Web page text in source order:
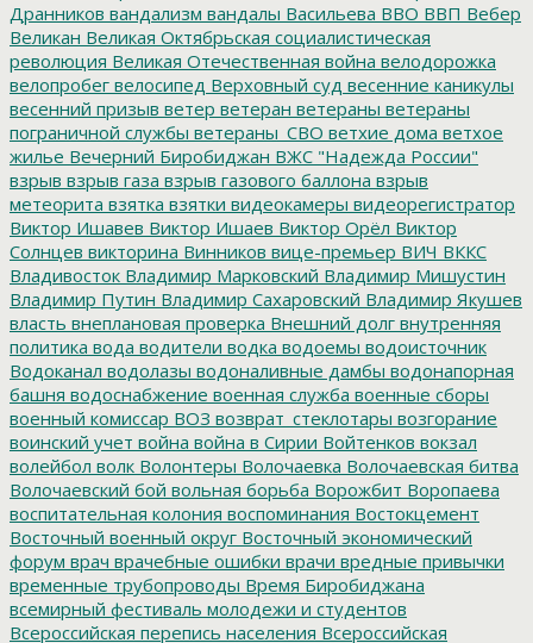
Дранников вандализм вандалы Васильева ВВО ВВП Вебер
Великан Великая Октябрьская социалистическая
революция Великая Отечественная война велодорожка
велопробег велосипед Верховный суд весенние каникулы
весенний призыв ветер ветеран ветераны ветераны
пограничной службы ветераны_СВО ветхие дома ветхое
жилье Вечерний Биробиджан ВЖС "Надежда России"
взрыв взрыв газа взрыв газового баллона взрыв
метеорита взятка взятки видеокамеры видеорегистратор
Виктор Ишавев Виктор Ишаев Виктор Орёл Виктор
Солнцев викторина Винников вице-премьер ВИЧ ВККС
Владивосток Владимир Марковский Владимир Мишустин
Владимир Путин Владимир Сахаровский Владимир Якушев
власть внеплановая проверка Внешний долг внутренняя
политика вода водители водка водоемы водоисточник
Водоканал водолазы водоналивные дамбы водонапорная
башня водоснабжение военная служба военные сборы
военный комиссар ВОЗ возврат_стеклотары возгорание
воинский учет война война в Сирии Войтенков вокзал
волейбол волк Волонтеры Волочаевка Волочаевская битва
Волочаевский бой вольная борьба Ворожбит Воропаева
воспитательная колония воспоминания Востокцемент
Восточный военный округ Восточный экономический
форум врач врачебные ошибки врачи вредные привычки
временные трубопроводы Время Биробиджана
всемирный фестиваль молодежи и студентов
Всероссийская перепись населения Всероссийская